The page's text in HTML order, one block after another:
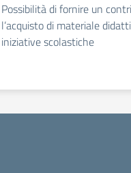
Possibilità di fornire un
l’acquisto di materiale
iniziative scolastiche